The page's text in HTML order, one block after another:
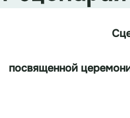
посвященной